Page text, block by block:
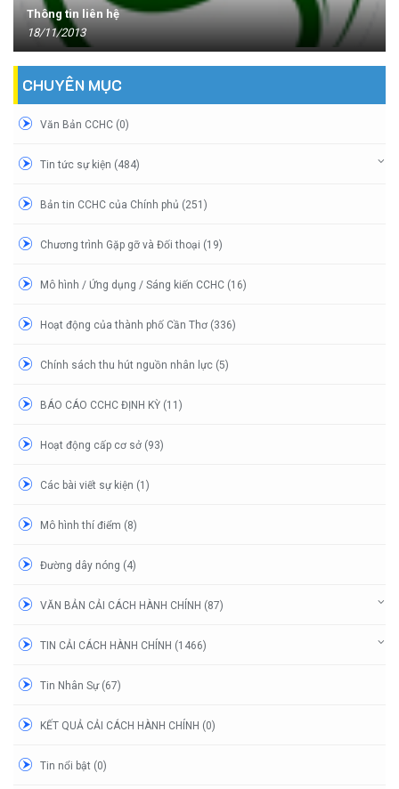
Thông tin liên hệ
18/11/2013
CHUYÊN MỤC
Văn Bản CCHC (0)
Tin tức sự kiện (484)
Bản tin CCHC của Chính phủ (251)
Chương trình Gặp gỡ và Đối thoại (19)
Mô hình / Ứng dụng / Sáng kiến CCHC (16)
Hoạt động của thành phố Cần Thơ (336)
Chính sách thu hút nguồn nhân lực (5)
BÁO CÁO CCHC ĐỊNH KỲ (11)
Hoạt động cấp cơ sở (93)
Các bài viết sự kiện (1)
Mô hình thí điểm (8)
Đường dây nóng (4)
VĂN BẢN CẢI CÁCH HÀNH CHÍNH (87)
TIN CẢI CÁCH HÀNH CHÍNH (1466)
Tin Nhân Sự (67)
KẾT QUẢ CẢI CÁCH HÀNH CHÍNH (0)
Tin nổi bật (0)